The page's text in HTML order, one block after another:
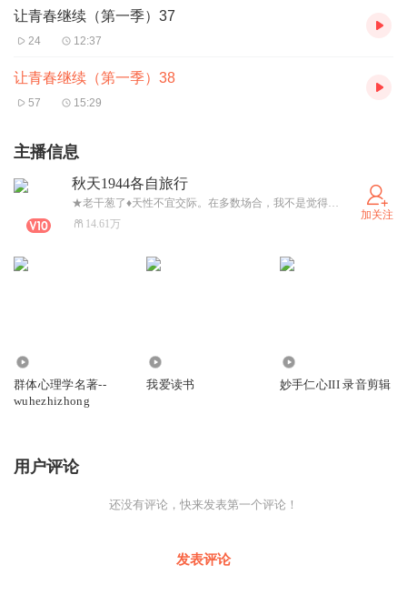
让青春继续（第一季）37
24 12:37
让青春继续（第一季）38
57 15:29
主播信息
秋天1944各自旅行
★老干葱了♦天性不宜交际。在多数场合，我不是觉得对方乏味，就是害怕对方觉得我乏味。可是我既不愿忍受对方的乏味，也不愿费劲使自己显得有趣，那都太累了。我独处时最轻松，因为我不觉得自己乏味，即使乏味，也自己承受，不累及他人，无需感到不安。♥
14.61万
加关注
群体心理学名著--
wuhezhizhong
我爱读书 妙手仁心III 录音剪辑
用户评论
还没有评论，快来发表第一个评论！
发表评论